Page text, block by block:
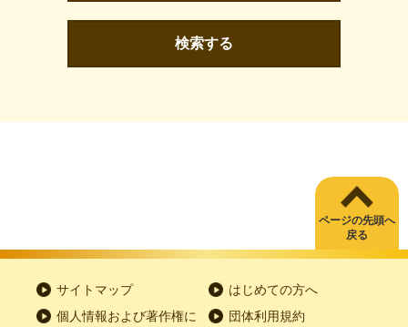
検索する
ページの先頭へ
戻る
サイトマップ
はじめての方へ
個人情報および著作権に
団体利用規約